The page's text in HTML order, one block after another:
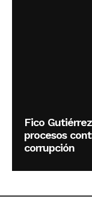
Fico
procesos
corrupción